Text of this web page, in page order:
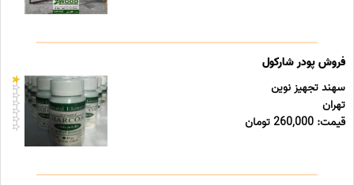
فروش پودر شارکول
سهند تجهیز نوین
تهران
قیمت: 260,000 تومان